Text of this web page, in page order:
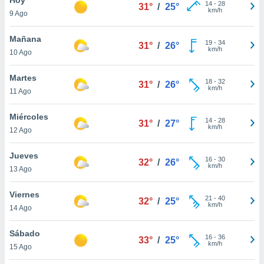
y
en
más
de
9 Ago
31° / 25° 14- 28
km/h
Mañana
10 Ago
31° / 26° 19- 34
km/h
Martes
11 Ago
31° / 26° 18- 32
km/h
Miércoles
12 Ago
31° / 27° 14- 28
km/h
Jueves
13 Ago
32° / 26° 16- 30
km/h
Viernes
14 Ago
32° / 25° 21 - 40
km/h
Sábado
15 Ago
33° / 25° 16- 36
km/h